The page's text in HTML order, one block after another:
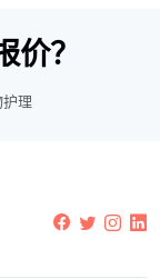
？
理